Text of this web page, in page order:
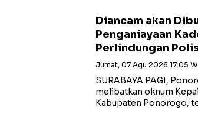
Diancam akan
Penganiayaan
Perlindungan
Jumat, 07 Agu 2026 17:05
SURABAYA PAGI,
melibatkan oknum
Kabupaten Ponorogo,